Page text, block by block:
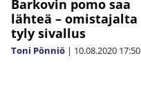
Barkovin pomo saa
lähteä – omistajalta
tyly sivallus
Toni Pönniö | 10.08.2020 17:50